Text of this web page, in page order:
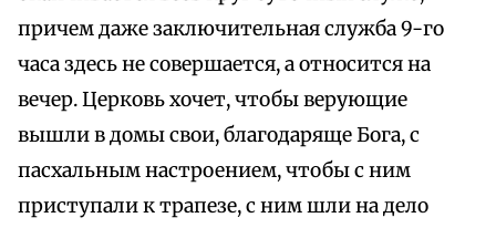
причем даже заключительная служба 9-го
часа здесь не совершается, а относится на
вечер. Церковь хочет, чтобы верующие
вышли в домы свои, благодаряще Бога, с
пасхальным настроением, чтобы с ним
приступали к трапезе, с ним шли на дело